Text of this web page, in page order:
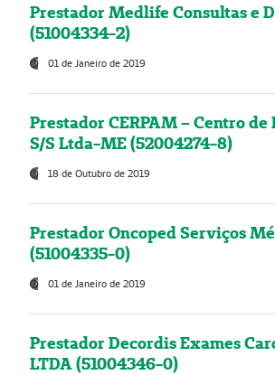
Prestador Medlife Consultas e
(51004334-2)
01 de Janeiro de 2019
Prestador CERPAM – Centro de
S/S Ltda-ME (52004274-8)
18 de Outubro de 2019
Prestador Oncoped Serviços
(51004335-0)
01 de Janeiro de 2019
Prestador Decordis Exames
LTDA (51004346-0)